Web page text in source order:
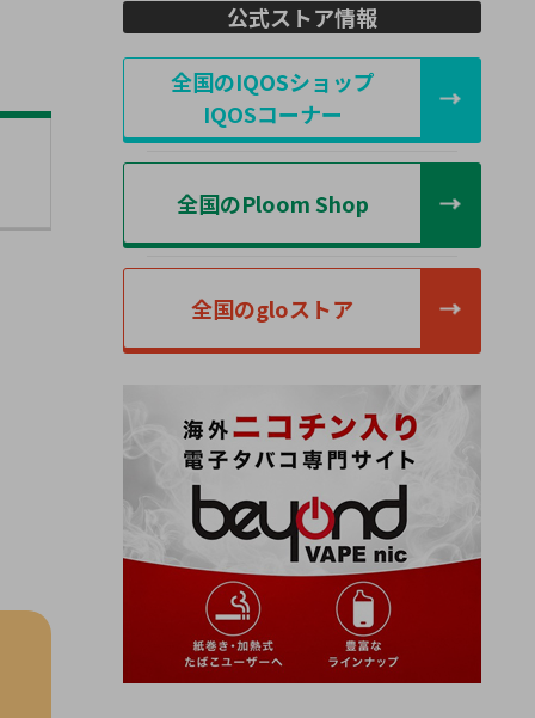
公式ストア情報
全国のIQOSショップ
IQOSコーナー
全国のPloom Shop
全国のgloストア